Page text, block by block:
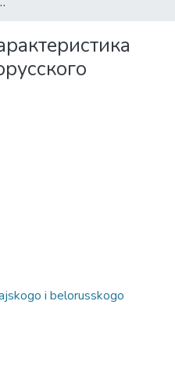
i belorusskogo